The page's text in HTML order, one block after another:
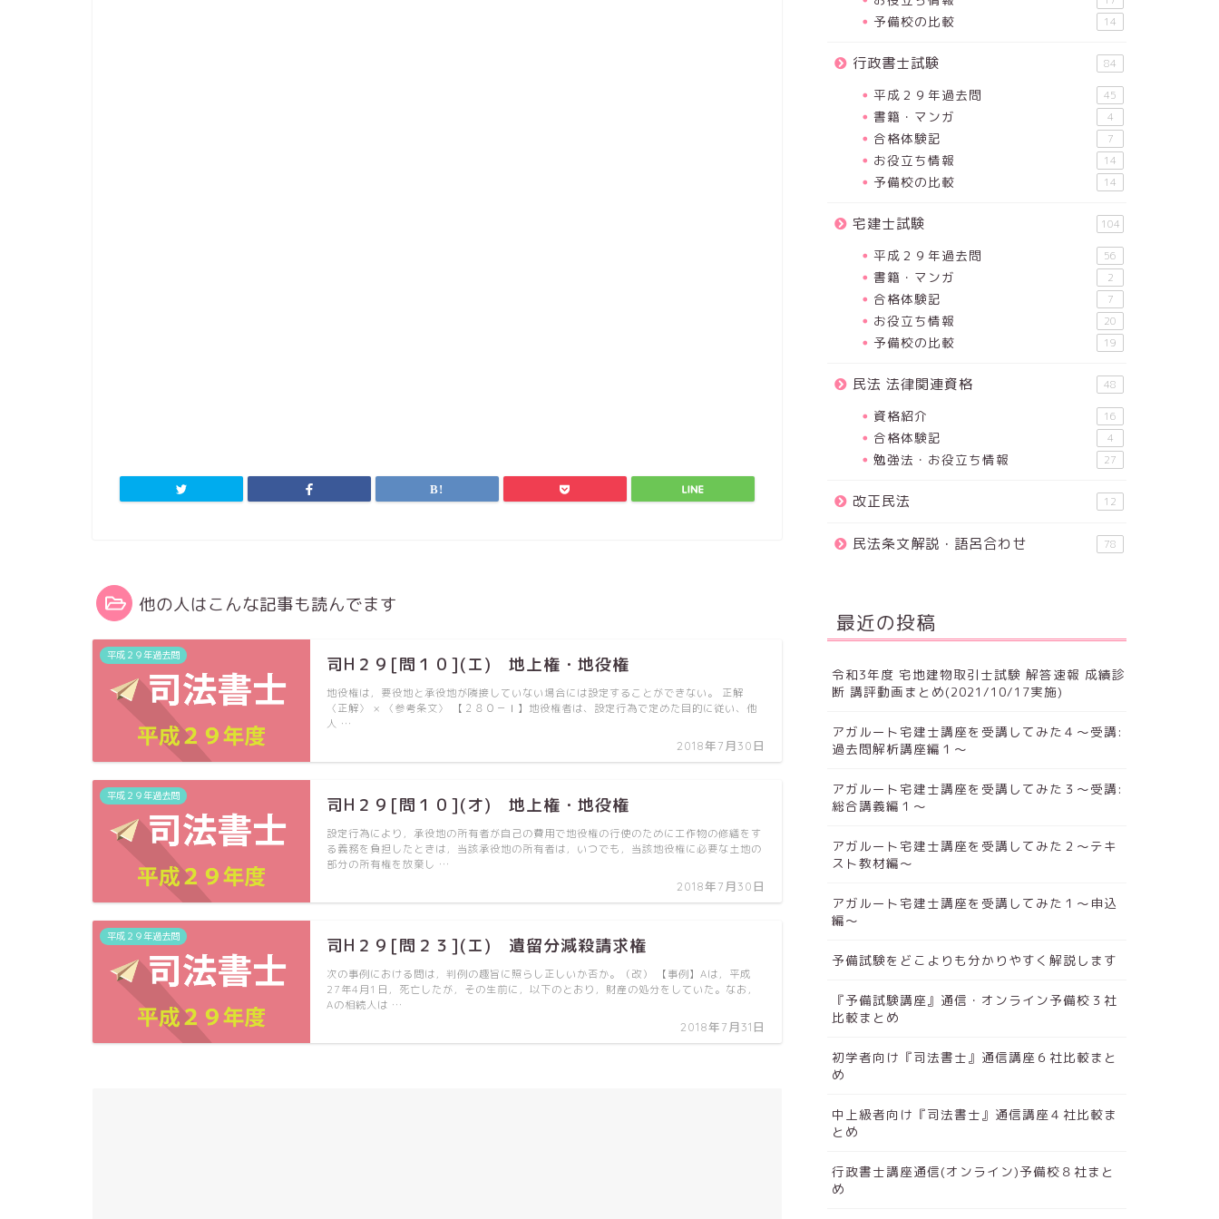
他の人はこんな記事も読んでます
平成２９年過去問 司H２９[問１０](エ) 地上権・地役権
2018年7月30日
地役権は，要役地と承役地が隣接していない場合には設定することができない。 正解
〈正解〉 × 〈参考条文〉 【２８０－Ⅰ】地役権者は、設定行為で定めた目的に従い、他
人 …
平成２９年過去問 司H２９[問１０](オ) 地上権・地役権
2018年7月30日
設定行為により，承役地の所有者が自己の費用で地役権の行使のために工作物の修繕をす
る義務を負担したときは，当該承役地の所有者は，いつでも，当該地役権に必要な土地の
部分の所有権を放棄し …
平成２９年過去問 司H２９[問２３](エ) 遺留分減殺請求権
2018年7月31日
次の事例における問は，判例の趣旨に照らし正しいか否か。（改） 【事例】Aは，平成
27年4月1日，死亡したが，その生前に，以下のとおり，財産の処分をしていた。なお，
Aの相続人は …
予備校の比較 14
行政書士試験 84
平成２９年過去問 45
書籍・マンガ 4
合格体験記 7
お役立ち情報 14
予備校の比較 14
宅建士試験 104
平成２９年過去問 56
書籍・マンガ 2
合格体験記 7
お役立ち情報 20
予備校の比較 19
民法 法律関連資格 48
資格紹介 16
合格体験記 4
勉強法・お役立ち情報 27
改正民法 12
民法条文解説・語呂合わせ 78
最近の投稿
令和3年度 宅地建物取引士試験 解答速報 成績診
断 講評動画まとめ(2021/10/17実施)
アガルート宅建士講座を受講してみた４～受講:
過去問解析講座編１～
アガルート宅建士講座を受講してみた３～受講:
総合講義編１～
アガルート宅建士講座を受講してみた２～テキ
スト教材編～
アガルート宅建士講座を受講してみた１～申込
編～
予備試験をどこよりも分かりやすく解説します
『予備試験講座』通信・オンライン予備校３社
比較まとめ
初学者向け『司法書士』通信講座６社比較まと
め
中上級者向け『司法書士』通信講座４社比較ま
とめ
行政書士講座通信(オンライン)予備校８社まと
め